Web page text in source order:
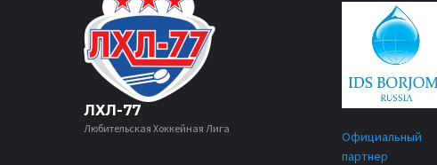
ЛХЛ-77
Любительская Хоккейная Лига
Официальный
партнер